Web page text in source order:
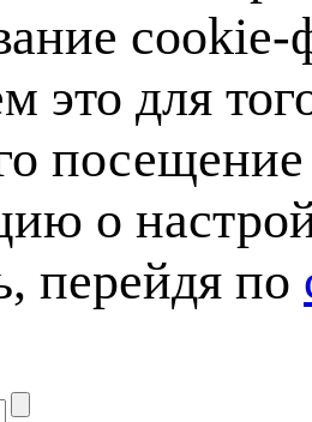
это для
о
перейдя по